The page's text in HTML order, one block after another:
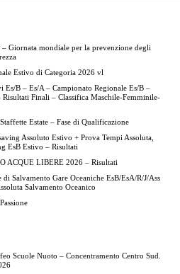
– Giornata mondiale per la prevenzione degli
Estivo di Categoria 2026 vl
B – Es/A – Campionato Regionale Es/B –
Finali – Classifica Maschile-Femminile-
Estate – Fase di Qualificazione
Assoluto Estivo + Prova Tempi Assoluta,
EsB Estivo – Risultati
ACQUE LIBERE 2026 – Risultati
Salvamento Gare Oceaniche EsB/EsA/R/J/Ass
Salvamento Oceanico
Scuole Nuoto – Concentramento Centro Sud.